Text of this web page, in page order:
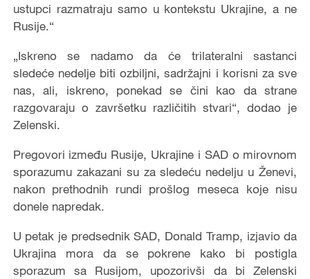
ustupci razmatraju samo u kontekstu Ukrajine, a ne
Rusije.“
„Iskreno se nadamo da će trilateralni sastanci
sledeće nedelje biti ozbiljni, sadržajni i korisni za sve
nas, ali, iskreno, ponekad se čini kao da strane
razgovaraju o završetku različitih stvari“, dodao je
Zelenski.
Pregovori između Rusije, Ukrajine i SAD o mirovnom
sporazumu zakazani su za sledeću nedelju u Ženevi,
nakon prethodnih rundi prošlog meseca koje nisu
donele napredak.
U petak je predsednik SAD, Donald Tramp, izjavio da
Ukrajina mora da se pokrene kako bi postigla
sporazum sa Rusijom, upozorivši da bi Zelenski